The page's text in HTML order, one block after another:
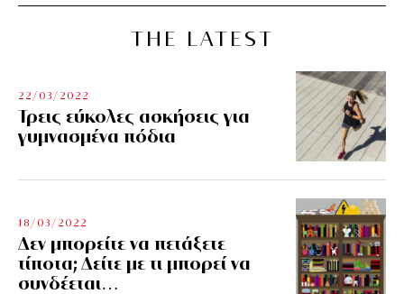
THE LATEST
22/03/2022
Τρεις εύκολες ασκήσεις για
γυμνασμένα πόδια
18/03/2022
Δεν μπορείτε να πετάξετε
τίποτα; Δείτε με τι μπορεί να
συνδέεται…